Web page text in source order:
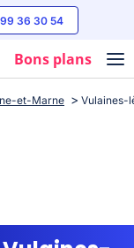
36 30 54
Bons plans
et-Marne Vulaines-